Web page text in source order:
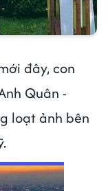
đây, con
Quân -
loạt ảnh bên